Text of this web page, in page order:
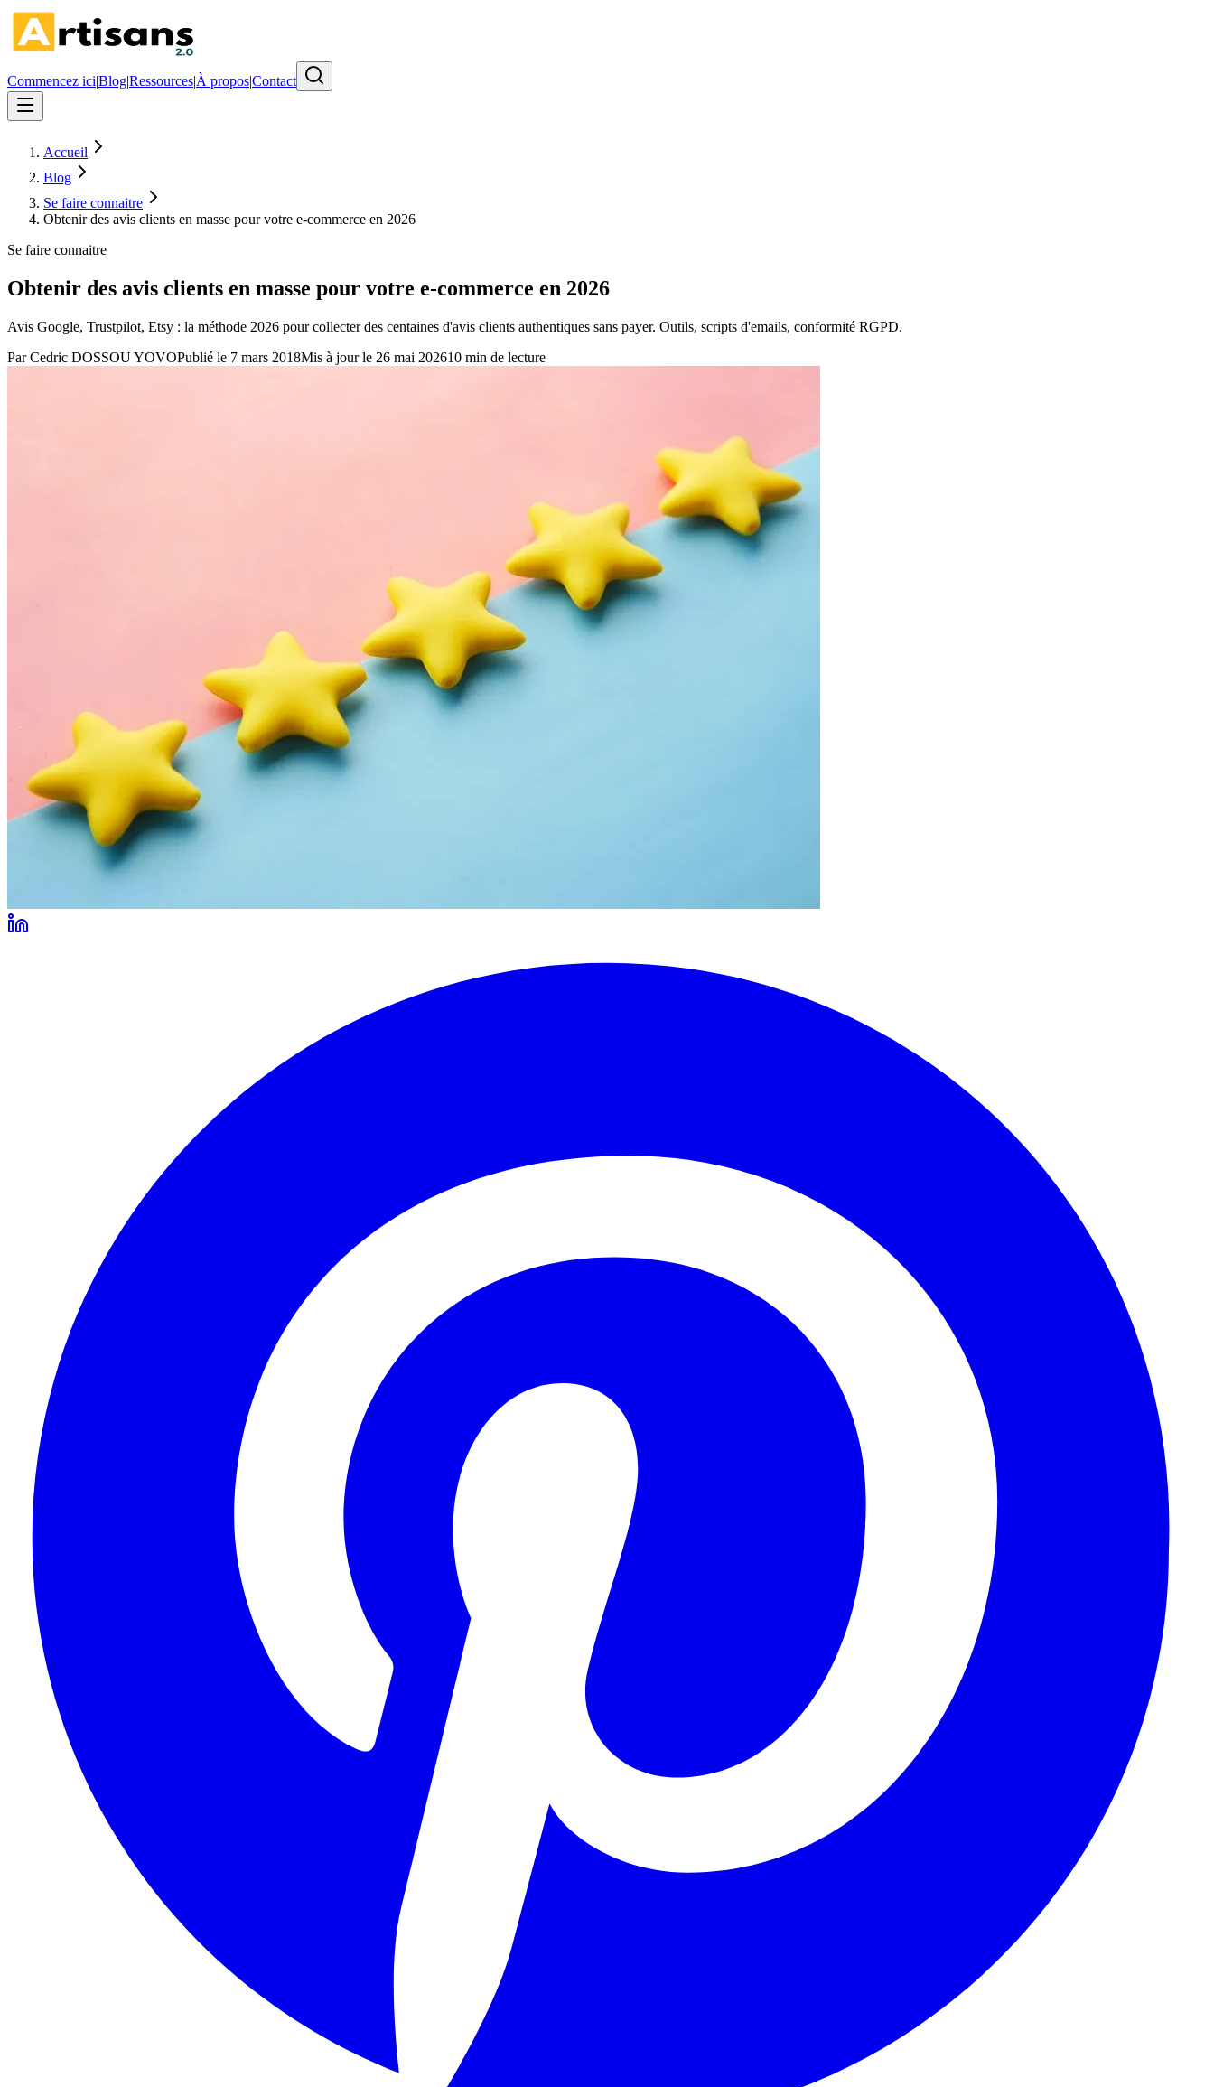
Commencez ici|Blog|Ressources|À propos|Contact
Accueil
Blog
Se faire connaitre
Obtenir des avis clients en masse pour votre e-commerce en 2026
Se faire connaitre
Obtenir des avis clients en masse pour votre e-commerce en 2026
Avis Google, Trustpilot, Etsy : la méthode 2026 pour collecter des centaines d'avis clients authentiques sans payer. Outils, scripts d'emails, conformité RGPD.
ParCedric DOSSOU YOVOPublié le 7 mars 2018Mis à jour le 26 mai 202610 min de lecture